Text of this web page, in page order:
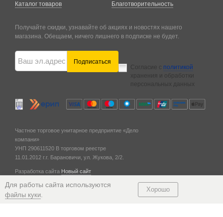
Каталог товаров Благотворительность
Получайте скидки, узнавайте об акциях и новостях нашего
магазина. Обещаем, ничего лишнего в подписке не будет.
Подписаться
Согласие с политикой
хранения и обработки
персональных данных
Частное торговое унитарное предприятие «Дело
компани»
УНП 290611520 В торговом реестре
11.01.2012 г. г. Барановичи, ул. Жукова, 2/2.
Разработка сайта Новый сайт
Для работы сайта используются
файлы куки
Хорошо